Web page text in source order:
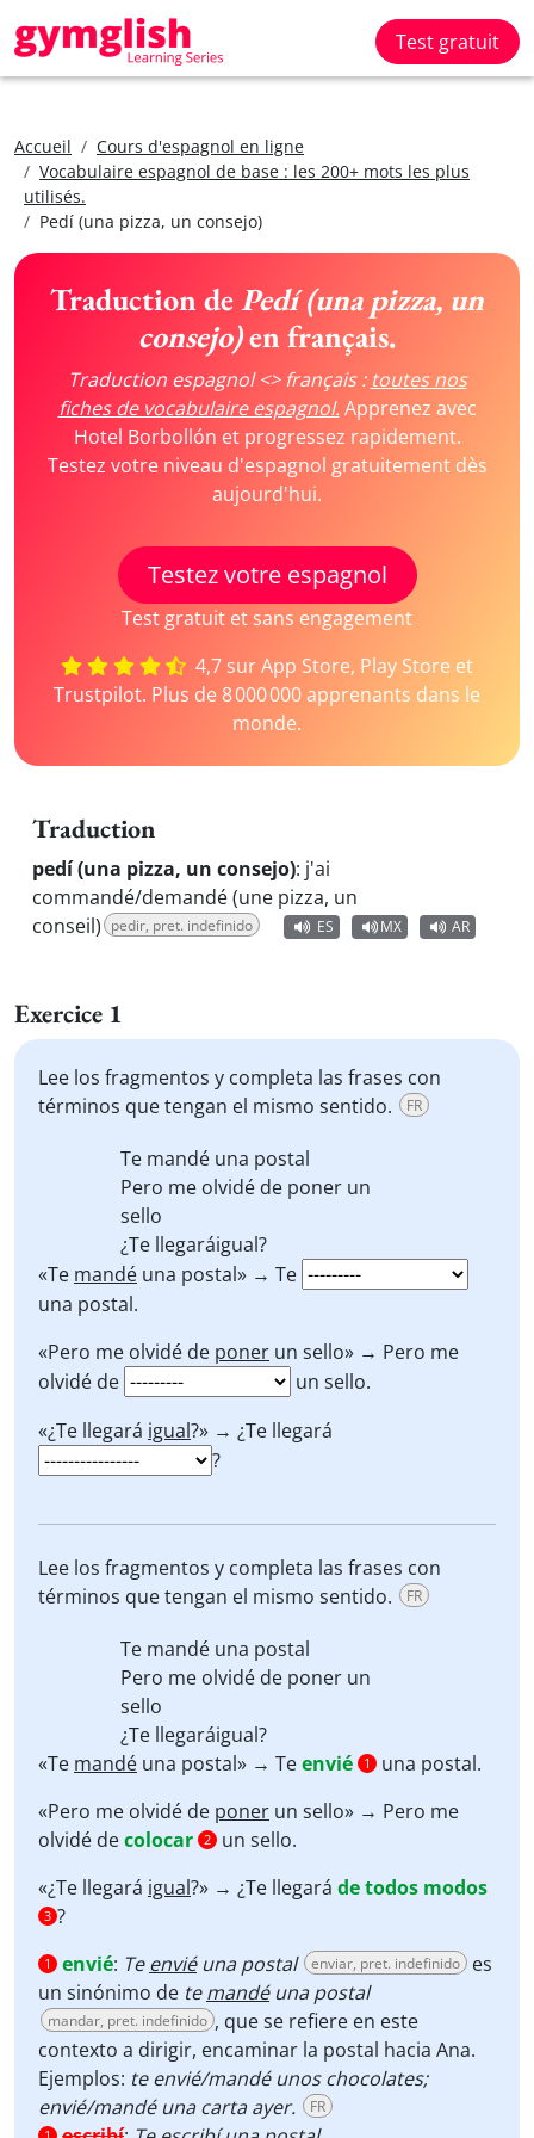
Test gratuit
Accueil
Cours d'espagnol en ligne
Vocabulaire espagnol de base : les 200+ mots les plus
utilisés.
Pedí (una pizza, un consejo)
Traduction dePedí (una pizza, un
consejo)en français.
Traduction espagnol <> français : toutes nos
fiches de vocabulaire espagnol.Apprenez avec
Hotel Borbollón et progressez rapidement.
Testez votre niveau d'espagnol gratuitement dès
aujourd'hui.
Testez votre espagnol
Test gratuit et sans engagement
4,7 sur App Store, Play Store et
Trustpilot. Plus de 8 000 000 apprenants dans le
monde.
Traduction
pedí (una pizza, un consejo): j'ai
commandé/demandé (une pizza, un
conseil) pedir, pret. indefinido ES MX AR
Exercice 1
Lee los fragmentos y completa las frases con
términos que tengan el mismo sentido.
FR
Te mandé una postal
Pero me olvidé de poner un
sello
¿Te llegaráigual?
«Te mandé una postal» → Te
una postal.
«Pero me olvidé de poner un sello» → Pero me
olvidé de
un sello.
«¿Te llegará igual?» → ¿Te llegará
?
Lee los fragmentos y completa las frases con
términos que tengan el mismo sentido.
FR
Te mandé una postal
Pero me olvidé de poner un
sello
¿Te llegaráigual?
«Te mandé una postal» → Teenvié 1
una postal.
«Pero me olvidé de poner un sello» → Pero me
olvidé decolocar 2
un sello.
«¿Te llegará igual?» → ¿Te llegará de todos modos
3 ?
1 envié: Teenviéuna postal enviar, pret. indefinido
es
un sinónimo de temandéuna postal
mandar, pret. indefinido , que se refiere en este
contexto a dirigir, encaminar la postal hacia Ana.
Ejemplos: te envié/mandé unos chocolates;
envié/mandé una carta ayer.
FR